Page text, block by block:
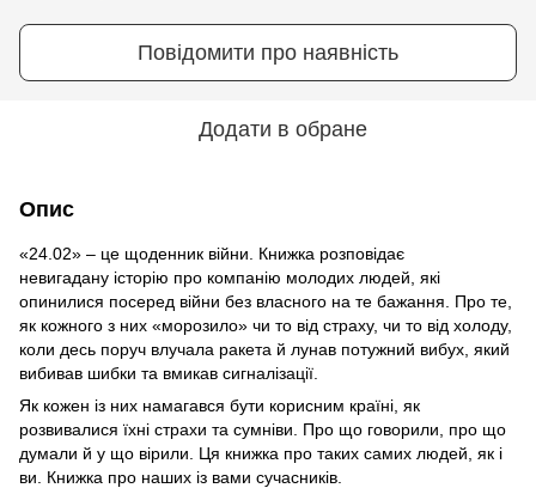
Повідомити про наявність
Додати в обране
Опис
«24.02» – це щоденник війни. Книжка розповідає
невигадану історію про компанію молодих людей, які
опинилися посеред війни без власного на те бажання. Про те,
як кожного з них «морозило» чи то від страху, чи то від холоду,
коли десь поруч влучала ракета й лунав потужний вибух, який
вибивав шибки та вмикав сигналізації.
Як кожен із них намагався бути корисним країні, як
розвивалися їхні страхи та сумніви. Про що говорили, про що
думали й у що вірили. Ця книжка про таких самих людей, як і
ви. Книжка про наших із вами сучасників.